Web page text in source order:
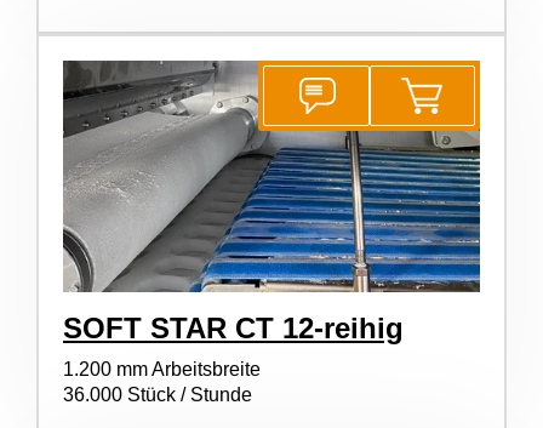
SOFT STAR CT 12-reihig
1.200 mm Arbeitsbreite
36.000 Stück / Stunde